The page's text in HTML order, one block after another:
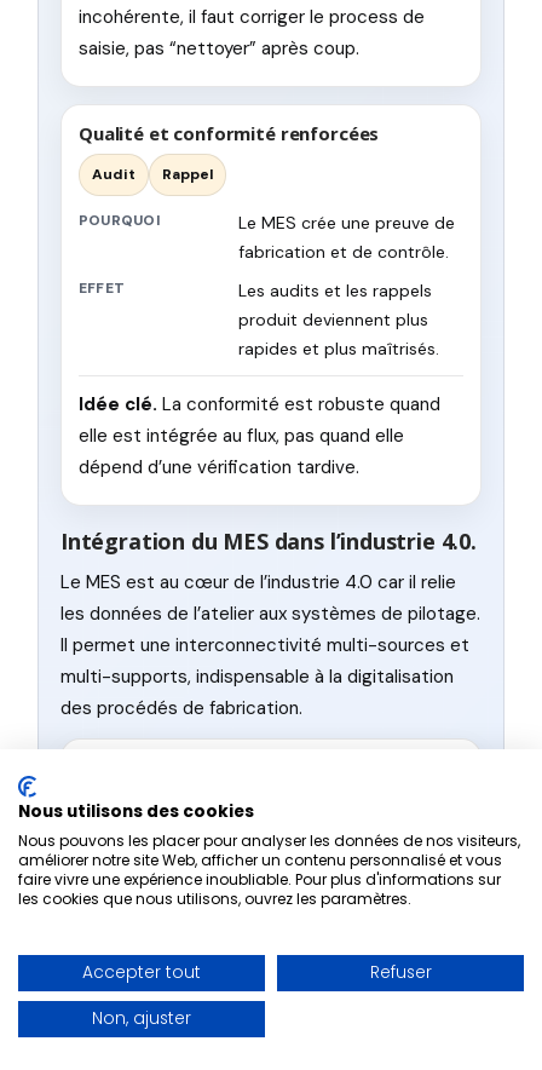
incohérente, il faut corriger le process de
saisie, pas “nettoyer” après coup.
Qualité et conformité renforcées
Audit Rappel
POURQUOI
Le MES crée une preuve de
fabrication et de contrôle.
EFFET
Les audits et les rappels
produit deviennent plus
rapides et plus maîtrisés.
Idée clé. La conformité est robuste quand
elle est intégrée au flux, pas quand elle
dépend d’une vérification tardive.
Intégration du MES dans l’industrie 4.0.
Le MES est au cœur de l’industrie 4.0 car il relie
les données de l’atelier aux systèmes de pilotage.
Il permet une interconnectivité multi-sources et
multi-supports, indispensable à la digitalisation
des procédés de fabrication.
ERP GPAO
BUT
Synchroniser plans, ordres,
stocks, consommations, et
avancements.
EFFET
Aligner la planification et
l’exécution sans ressaisie.
Décision à déclencher.
Nous utilisons des cookies
Nous pouvons les placer pour analyser les données de nos visiteurs,
améliorer notre site Web, afficher un contenu personnalisé et vous
faire vivre une expérience inoubliable. Pour plus d'informations sur
les cookies que nous utilisons, ouvrez les paramètres.
Accepter tout
Refuser
Non, ajuster